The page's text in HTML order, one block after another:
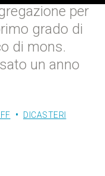
per
grado di
di mons.
un anno
DICASTERI